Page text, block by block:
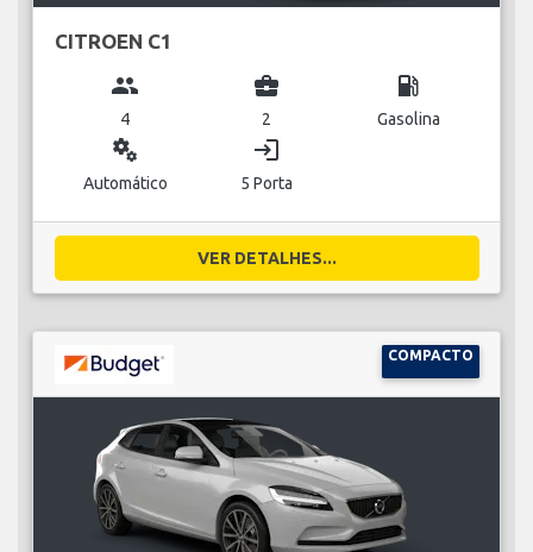
CITROEN C1
group
4
business_center
2
local_gas_station
Gasolina
miscellaneous_services
Automático
login
5 Porta
VER DETALHES...
COMPACTO